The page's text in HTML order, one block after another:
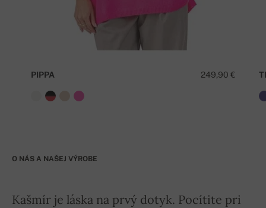
249,90 €
PIPPA
O NÁS A NAŠEJ VÝROBE
Kašmír je láska na prvý dotyk. Pocítite pri